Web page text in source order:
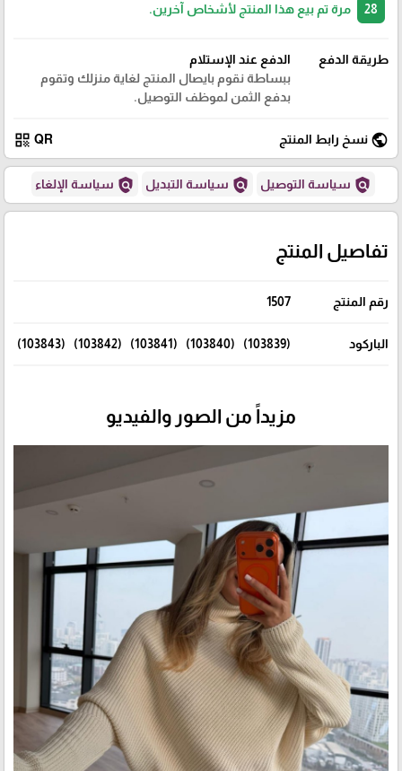
مرة تم بيع هذا المنتج لأشخاص آخرين.
طريقة الدفع
الدفع عند الإستلام
ببساطة نقوم بايصال المنتج لغاية منزلك وتقوم
بدفع الثمن لموظف التوصيل.
public نسخ رابط المنتج QR
qr_code
policy سياسة التوصيل policy سياسة التبديل policy سياسة الإلغاء
تفاصيل المنتج
رقم المنتج 1507
الباركود (103839) (103840) (103841) (103842) (103843)
مزيداً من الصور والفيديو